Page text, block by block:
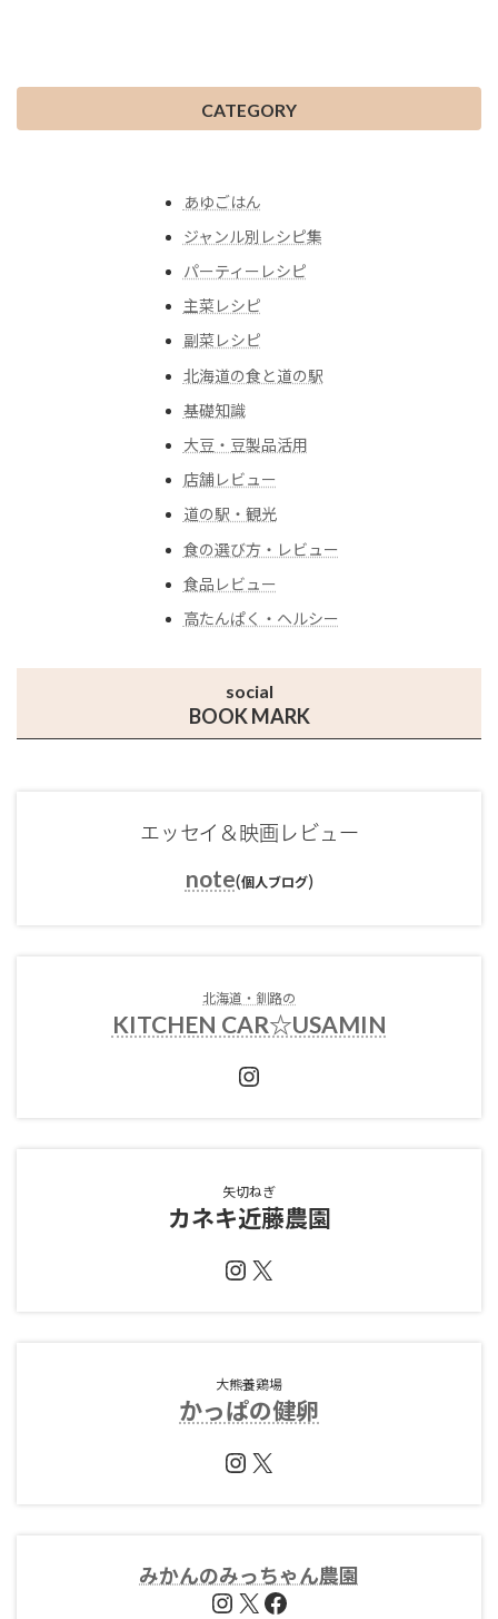
CATEGORY
あゆごはん
ジャンル別レシピ集
パーティーレシピ
主菜レシピ
副菜レシピ
北海道の食と道の駅
基礎知識
大豆・豆製品活用
店舗レビュー
道の駅・観光
食の選び方・レビュー
食品レビュー
高たんぱく・ヘルシー
social
BOOK MARK
エッセイ＆映画レビュー
note(個人ブログ)
北海道・釧路の
KITCHEN CAR☆USAMIN
Instagram
矢切ねぎ
カネキ近藤農園
Instagram
X
大熊養鶏場
かっぱの健卵
Instagram
X
みかんのみっちゃん農園
Instagram
X Facebook